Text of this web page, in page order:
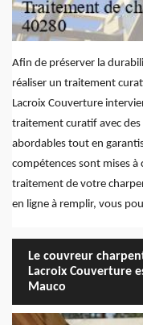
Afin de préserver la
réaliser un traitement
Lacroix Couverture
traitement curatif avec
abordables tout en
compétences sont mises
traitement de votre
en ligne à remplir, vous
Le couvreur
Lacroix Couverture
Mauco